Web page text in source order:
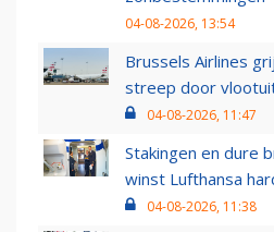
04-08-2026, 13:54
Brussels Airlines
streep door
04-08-2026, 11:47
Stakingen en dure
winst Lufthansa
04-08-2026, 11:38